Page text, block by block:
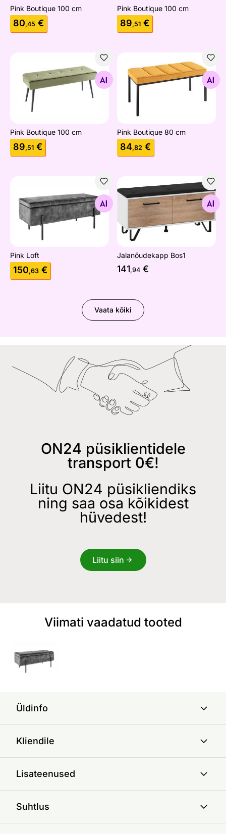
Pink Boutique 100 cm
80,45 €
Pink Boutique 100 cm
89,51 €
Pink Boutique 100 cm
Otsi sarnaseid
Pink Boutique 100 cm
89,51 €
Pink Boutique 80 cm
Otsi sarnaseid
Pink Boutique 80 cm
84,82 €
Otsi sarnaseid
Pink Loft
150,63 €
Jalanõudekapp Bos1
Otsi sarnaseid
Jalanõudekapp Bos1
141,94 €
Vaata kõiki
ON24 püsiklientidele
transport 0€!
Liitu ON24 püsikliendiks
ning saa osa kõikidest
hüvedest!
Liitu siin
Viimati vaadatud tooted
Üldinfo
Kliendile
Lisateenused
Suhtlus